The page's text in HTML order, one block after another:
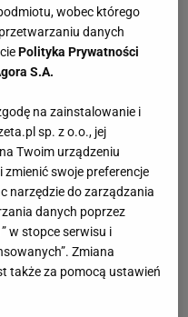
wobec którego
danych
Polityka Prywatności
S.A.
na zainstalowanie i
sp. z o.o., jej
Twoim urządzeniu
swoje preferencje
narzędzie do zarządzania
danych poprzez
w stopce serwisu i
Zmiana
także za pomocą ustawień